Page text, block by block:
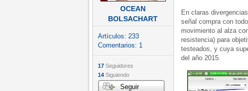
OCEAN
BOLSACHART
Artículos: 233
Comentarios: 1
17 Seguidores
14 Siguiendo
Seguir
En claras
señal compra con
movimiento al alza
resistencia) para
testeados, y cuya
del año 2015.